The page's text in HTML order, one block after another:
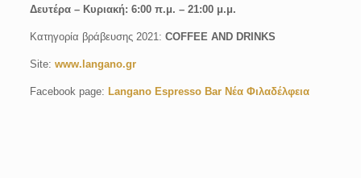
Δευτέρα – Κυριακή: 6:00 π.μ. – 21:00 μ.μ.
Κατηγορία βράβευσης 2021: COFFEE AND DRINKS
Site: www.langano.gr
Facebook page: Langano Espresso Bar Νέα Φιλαδέλφεια